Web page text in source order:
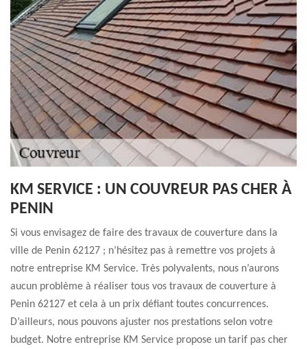
KM SERVICE : UN COUVREUR PAS CHER À
PENIN
Si vous envisagez de faire des travaux de couverture dans la
ville de Penin 62127 ; n’hésitez pas à remettre vos projets à
notre entreprise KM Service. Très polyvalents, nous n’aurons
aucun problème à réaliser tous vos travaux de couverture à
Penin 62127 et cela à un prix défiant toutes concurrences.
D’ailleurs, nous pouvons ajuster nos prestations selon votre
budget. Notre entreprise KM Service propose un tarif pas cher